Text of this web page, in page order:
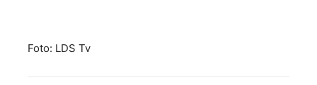
Foto: LDS Tv